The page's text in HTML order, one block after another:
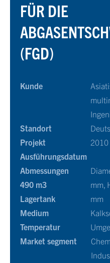
FÜR DIE
(FGD)
Kunde
Standort
Projekt
Ausführungsdatum
2010
Abmessungen
490 m3
Lagertank
mm,
mm
Medium
Temperatur
Market segment